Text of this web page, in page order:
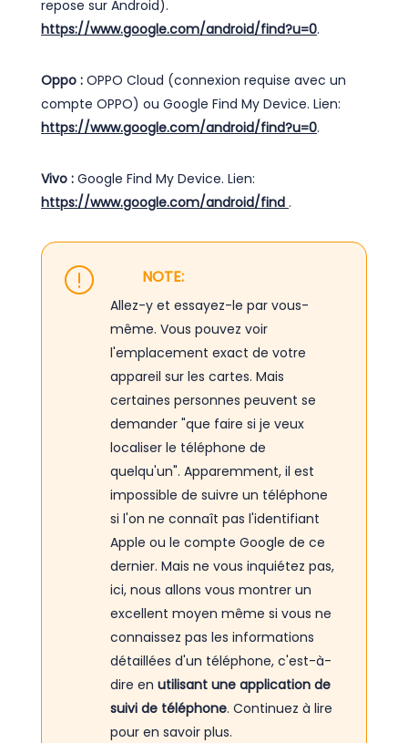
repose sur Android).
https://www.google.com/android/find?u=0.
Oppo : OPPO Cloud (connexion requise avec un
compte OPPO) ou Google Find My Device. Lien:
https://www.google.com/android/find?u=0.
Vivo : Google Find My Device. Lien:
https://www.google.com/android/find .
NOTE:
Allez-y et essayez-le par vous-
même. Vous pouvez voir
l'emplacement exact de votre
appareil sur les cartes. Mais
certaines personnes peuvent se
demander "que faire si je veux
localiser le téléphone de
quelqu'un". Apparemment, il est
impossible de suivre un téléphone
si l'on ne connaît pas l'identifiant
Apple ou le compte Google de ce
dernier. Mais ne vous inquiétez pas,
ici, nous allons vous montrer un
excellent moyen même si vous ne
connaissez pas les informations
détaillées d'un téléphone, c'est-à-
dire en utilisant une application de
suivi de téléphone. Continuez à lire
pour en savoir plus.